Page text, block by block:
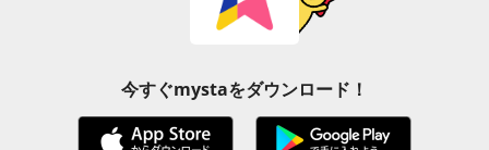
今すぐmystaをダウンロード！